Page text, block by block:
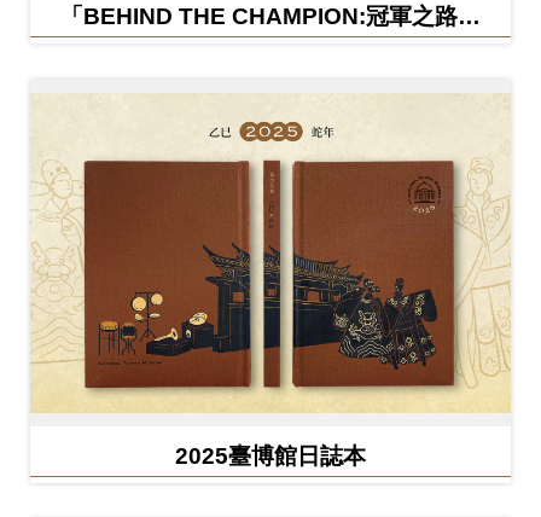
「BEHIND THE CHAMPION:冠軍之路特
2025臺博館日誌本